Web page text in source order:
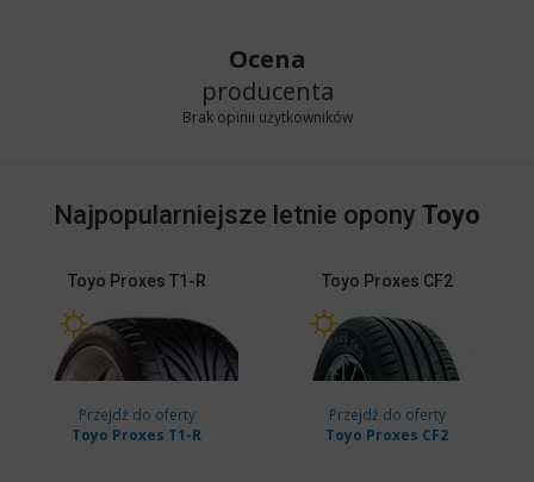
Ocena
producenta
Brak opinii użytkowników
Najpopularniejsze letnie opony Toyo
Toyo Proxes T1-R
Przejdź do oferty
Toyo Proxes T1-R
Toyo Proxes CF2
Przejdź do oferty
Toyo Proxes CF2